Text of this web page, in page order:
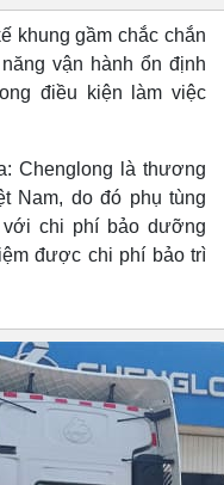
khung gầm chắc chắn
vận hành ổn định
điều kiện làm việc
Chenglong là thương
Nam, do đó phụ tùng
với chi phí bảo dưỡng
được chi phí bảo trì